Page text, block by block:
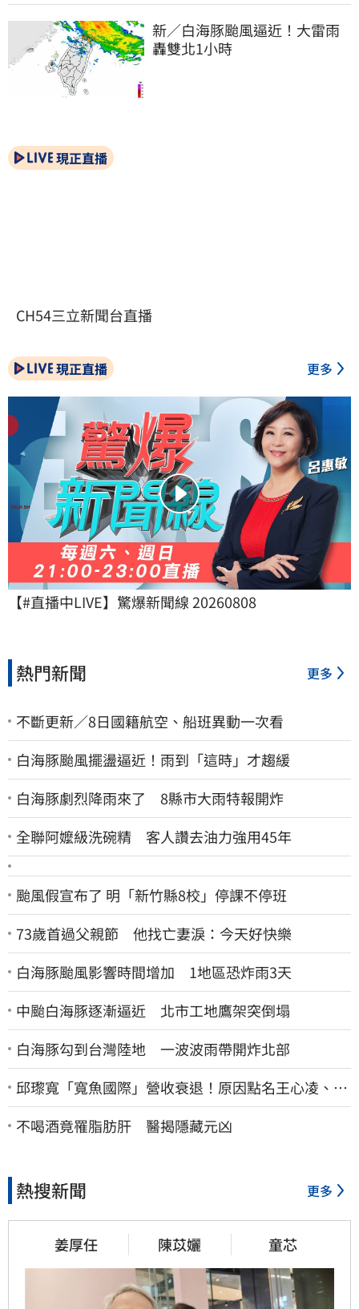
新／白海豚颱風逼近！大雷雨
轟雙北1小時
現正直播
CH54三立新聞台直播
現正直播 更多
【#直播中LIVE】驚爆新聞線 20260808
熱門新聞 更多
不斷更新／8日國籍航空、船班異動一次看
白海豚颱風擺盪逼近！雨到「這時」才趨緩
白海豚劇烈降雨來了 8縣市大雨特報開炸
全聯阿嬤級洗碗精 客人讚去油力強用45年
颱風假宣布了 明「新竹縣8校」停課不停班
73歲首過父親節 他找亡妻淚：今天好快樂
白海豚颱風影響時間增加 1地區恐炸雨3天
中颱白海豚逐漸逼近 北市工地鷹架突倒塌
白海豚勾到台灣陸地 一波波雨帶開炸北部
邱瓈寬「寬魚國際」營收衰退！原因點名王心凌、楊
丞琳網笑翻：太誠實
不喝酒竟罹脂肪肝 醫揭隱藏元凶
熱搜新聞 更多
姜厚任 陳苡孋 童芯